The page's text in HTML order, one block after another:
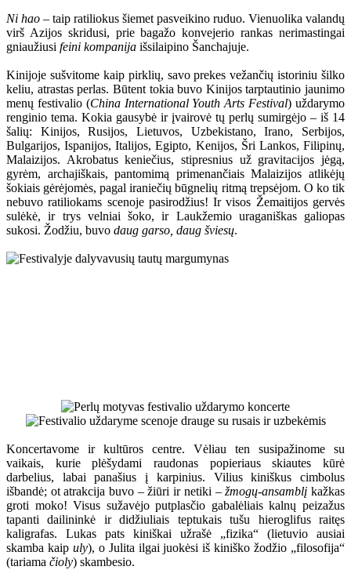
Ni hao – taip ratiliokus šiemet pasveikino ruduo. Vienuolika valandų
virš Azijos skridusi, prie bagažo konvejerio rankas nerimastingai
gniaužiusi feini kompanija išsilaipino Šanchajuje.
Kinijoje sušvitome kaip pirklių, savo prekes vežančių istoriniu šilko
keliu, atrastas perlas. Būtent tokia buvo Kinijos tarptautinio jaunimo
menų festivalio (China International Youth Arts Festival) uždarymo
renginio tema. Kokia gausybė ir įvairovė tų perlų sumirgėjo – iš 14
šalių: Kinijos, Rusijos, Lietuvos, Uzbekistano, Irano, Serbijos,
Bulgarijos, Ispanijos, Italijos, Egipto, Kenijos, Šri Lankos, Filipinų,
Malaizijos. Akrobatus keniečius, stipresnius už gravitacijos jėgą,
gyrėm, archajiškais, pantomimą primenančiais Malaizijos atlikėjų
šokiais gėrėjomės, pagal iraniečių būgnelių ritmą trepsėjom. O ko tik
nebuvo ratiliokams scenoje pasirodžius! Ir visos Žemaitijos gervės
sulėkė, ir trys velniai šoko, ir Laukžemio uraganiškas galiopas
sukosi. Žodžiu, buvo daug garso, daug šviesų.
Koncertavome ir kultūros centre. Vėliau ten susipažinome su
vaikais, kurie plėšydami raudonas popieriaus skiautes kūrė
darbelius, labai panašius į karpinius. Vilius kiniškus cimbolus
išbandė; ot atrakcija buvo – žiūri ir netiki –žmogų-ansamblįkažkas
groti moko! Visus sužavėjo putplasčio gabalėliais kalnų peizažus
tapanti dailininkė ir didžiuliais teptukais tušu hieroglifus raitęs
kaligrafas. Lukas pats kiniškai užrašė „fizika“ (lietuvio ausiai
skamba kaip uly), o Julita ilgai juokėsi iš kiniško žodžio „filosofija“
(tariama čioly) skambesio.